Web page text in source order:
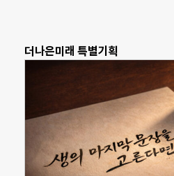
더나은미래 특별기획